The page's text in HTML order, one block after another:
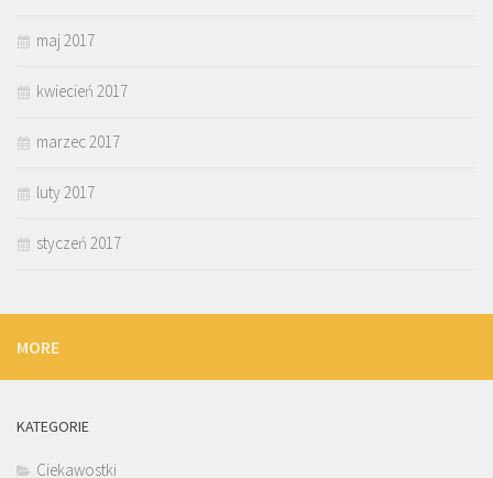
maj 2017
kwiecień 2017
marzec 2017
luty 2017
styczeń 2017
MORE
KATEGORIE
Ciekawostki